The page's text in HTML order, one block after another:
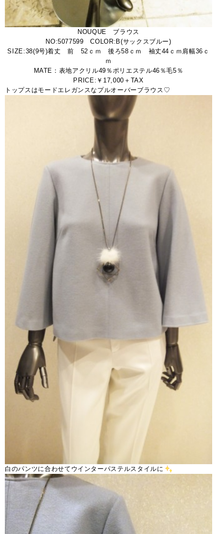
NOUQUE ブラウス
NO:5077599 COLOR:B(サックスブルー)
SIZE:38(9号)着丈 前 52ｃｍ 後ろ58ｃｍ 袖丈44ｃｍ肩幅36ｃ
ｍ
MATE：表地アクリル49％ポリエステル46％毛5％
PRICE:￥17,000＋TAX
トップスはモードエレガンスなプルオーバーブラウス♡
白のパンツに合わせてウインターパステルスタイルに